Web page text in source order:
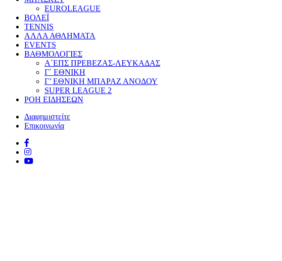
EUROLEAGUE
ΒΟΛΕΪ
TENNIS
ΑΛΛΑ ΑΘΛΗΜΑΤΑ
EVENTS
ΒΑΘΜΟΛΟΓΙΕΣ
Α΄ΕΠΣ ΠΡΕΒΕΖΑΣ-ΛΕΥΚΑΔΑΣ
Γ΄ ΕΘΝΙΚΗ
Γ’ ΕΘΝΙΚΗ ΜΠΑΡΑΖ ΑΝΟΔΟΥ
SUPER LEAGUE 2
ΡΟΗ ΕΙΔΗΣΕΩΝ
Διαφημιστείτε
Επικοινωνία